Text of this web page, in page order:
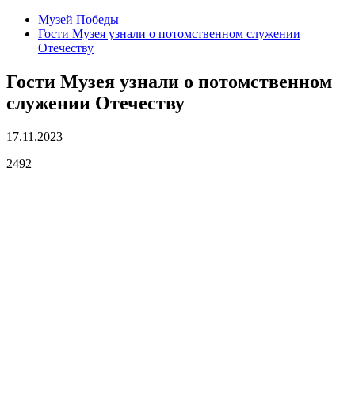
Музей Победы
Гости Музея узнали о потомственном служении
Отечеству
Гости Музея узнали о потомственном
служении Отечеству
17.11.2023
2492